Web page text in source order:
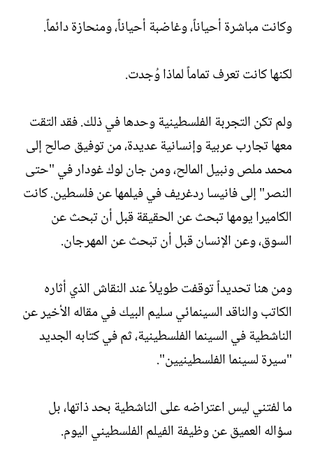
وكانت مباشرة أحياناً، وغاضبة أحياناً، ومنحازة دائماً.
لكنها كانت تعرف تماماً لماذا وُجدت.
ولم تكن التجربة الفلسطينية وحدها في ذلك. فقد التقت
معها تجارب عربية وإنسانية عديدة، من توفيق صالح إلى
محمد ملص ونبيل المالح، ومن جان لوك غودار في "حتى
النصر" إلى فانيسا ردغريف في فيلمها عن فلسطين. كانت
الكاميرا يومها تبحث عن الحقيقة قبل أن تبحث عن
السوق، وعن الإنسان قبل أن تبحث عن المهرجان.
ومن هنا تحديداً توقفت طويلاً عند النقاش الذي أثاره
الكاتب والناقد السينمائي سليم البيك في مقاله الأخير عن
الناشطية في السينما الفلسطينية، ثم في كتابه الجديد
"سيرة لسينما الفلسطينيين".
ما لفتني ليس اعتراضه على الناشطية بحد ذاتها، بل
سؤاله العميق عن وظيفة الفيلم الفلسطيني اليوم.